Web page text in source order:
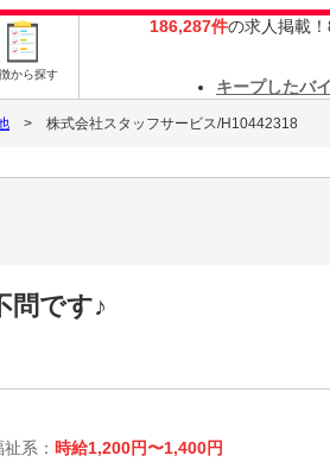
から探す
186,287件の求人掲載
キープしたバ
株式会社スタッフサービス/H10442318
問です♪
系： 時給1,200円〜1,400円